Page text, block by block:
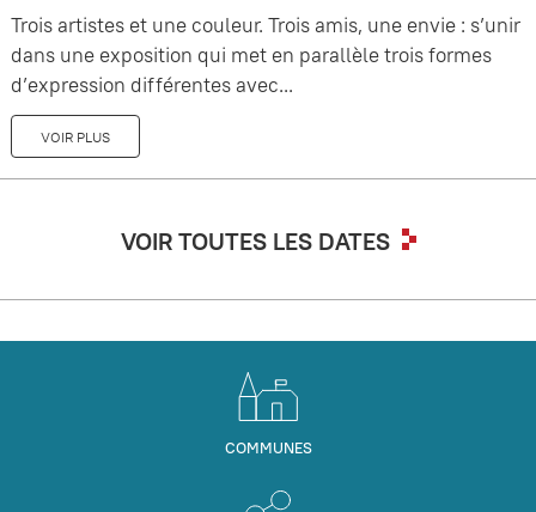
Trois artistes et une couleur. Trois amis, une envie : s’unir
dans une exposition qui met en parallèle trois formes
d’expression différentes avec...
VOIR PLUS
VOIR TOUTES LES DATES
COMMUNES